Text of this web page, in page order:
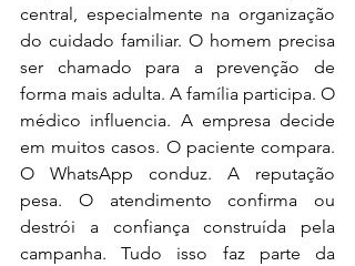
central, especialmente na organização
do cuidado familiar. O homem precisa
ser chamado para a prevenção de
forma mais adulta. A família participa. O
médico influencia. A empresa decide
em muitos casos. O paciente compara.
O WhatsApp conduz. A reputação
pesa. O atendimento confirma ou
destrói a confiança construída pela
campanha. Tudo isso faz parte da